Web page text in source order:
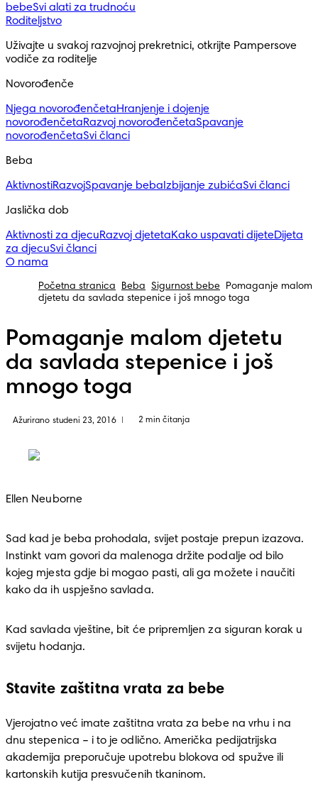
bebeSvi alati za trudnoću
Roditeljstvo
Uživajte u svakoj razvojnoj prekretnici, otkrijte Pampersove
vodiče za roditelje
Novorođenče
Njega novorođenčetaHranjenje i dojenje
novorođenčetaRazvoj novorođenčetaSpavanje
novorođenčetaSvi članci
Beba
AktivnostiRazvojSpavanje beba Izbijanje zubićaSvi članci
Jaslička dob
Aktivnosti za djecuRazvoj djetetaKako uspavati dijeteDijeta
za djecuSvi članci
O nama
Početna stranica Beba Sigurnost bebe
Pomaganje malom
djetetu da savlada stepenice i još mnogo toga
Pomaganje malom djetetu
da savlada stepenice i još
mnogo toga
Ažurirano studeni 23, 2016 2 min čitanja
Ellen Neuborne
Sad kad je beba prohodala, svijet postaje prepun izazova.
Instinkt vam govori da malenoga držite podalje od bilo
kojeg mjesta gdje bi mogao pasti, ali ga možete i naučiti
kako da ih uspješno savlada.
Kad savlada vještine, bit će pripremljen za siguran korak u
svijetu hodanja.
Stavite zaštitna vrata za bebe
Vjerojatno već imate zaštitna vrata za bebe na vrhu i na
dnu stepenica – i to je odlično. Američka pedijatrijska
akademija preporučuje upotrebu blokova od spužve ili
kartonskih kutija presvučenih tkaninom.